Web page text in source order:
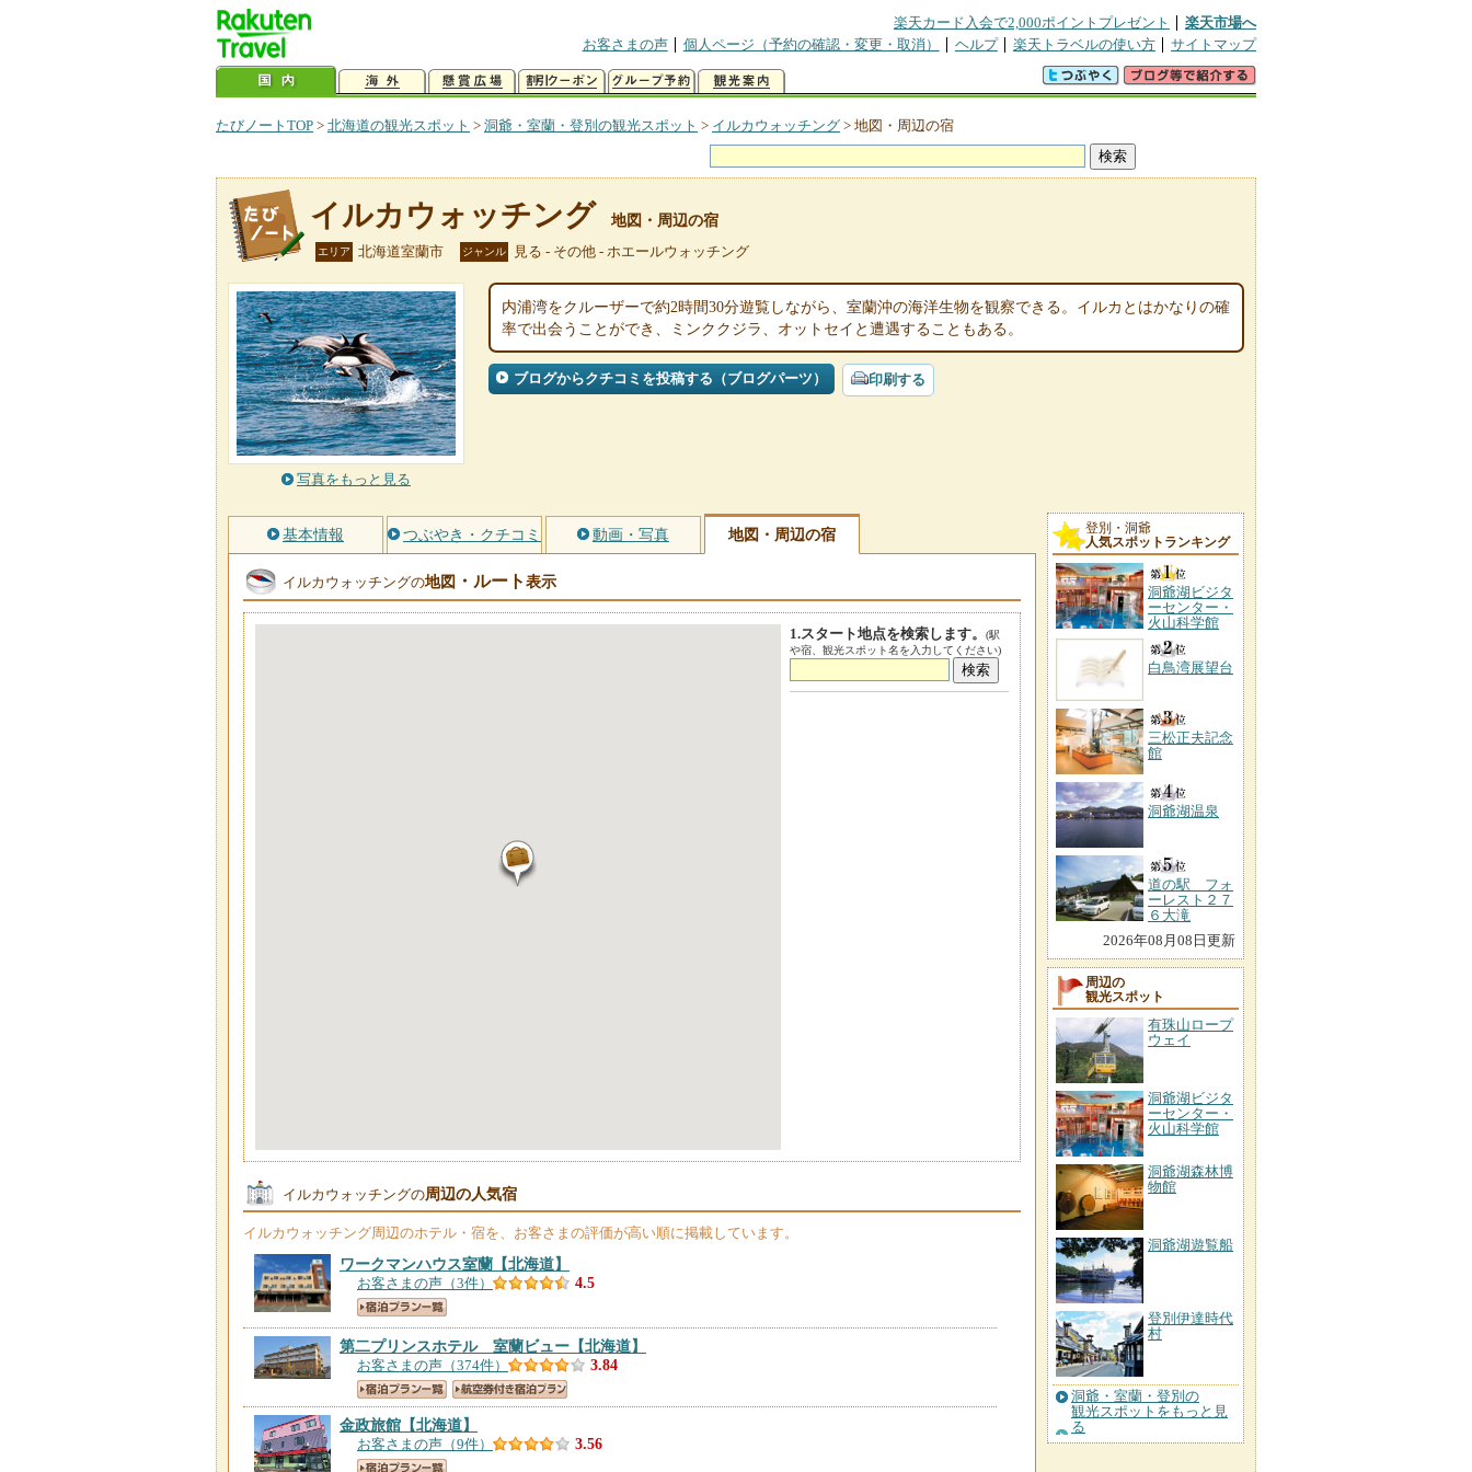
楽天カード入会で2,000ポイントプレゼント
楽天市場へ
お客さまの声
個人ページ（予約の確認・変更・取消） ヘルプ 楽天トラベルの使い方 サイトマップ
たびノートTOP > 北海道の観光スポット > 洞爺・室蘭・登別の観光スポット > イルカウォッチング > 地図・周辺の宿
イルカウォッチング 地図・周辺の宿
エリア 北海道室蘭市 ジャンル 見る - その他 - ホエールウォッチング
写真をもっと見る
内浦湾をクルーザーで約2時間30分遊覧しながら、室蘭沖の海洋生物を観察できる。イルカとはかなりの確
率で出会うことができ、ミンククジラ、オットセイと遭遇することもある。
ブログからクチコミを投稿する（ブログパーツ） 印刷する
基本情報 つぶやき・クチコミ 動画・写真 地図・周辺の宿
イルカウォッチングの地図 ・ルート表示
1.スタート地点を検索します。
(駅
や宿、観光スポット名を入力してください)
イルカウォッチングの周辺の人気宿
イルカウォッチング周辺のホテル・宿を、お客さまの評価が高い順に掲載しています。
ワークマンハウス室蘭 【北海道】
お客さまの声（3件） 4.5
第二プリンスホテル 室蘭ビュー 【北海道】
お客さまの声（374件） 3.84
金政旅館 【北海道】
お客さまの声（9件） 3.56
登別・洞爺
人気スポットランキング
洞爺湖ビジタ
ーセンター・
火山科学館
白鳥湾展望台
三松正夫記念
館
洞爺湖温泉
道の駅 フォ
ーレスト２７
６大滝
2026年08月08日更新
周辺の
観光スポット
有珠山ロープ
ウェイ
洞爺湖ビジタ
ーセンター・
火山科学館
洞爺湖森林博
物館
洞爺湖遊覧船
登別伊達時代
村
洞爺・室蘭・登別の
観光スポットをもっと見
る